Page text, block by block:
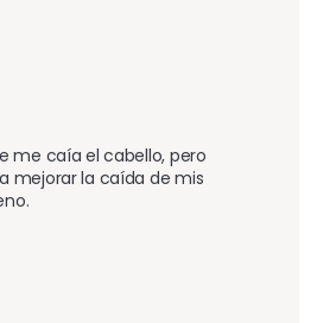
me caía el cabello, pero
mejorar la caída de mis